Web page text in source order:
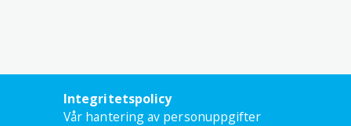
Integritetspolicy
Vår hantering av personuppgifter